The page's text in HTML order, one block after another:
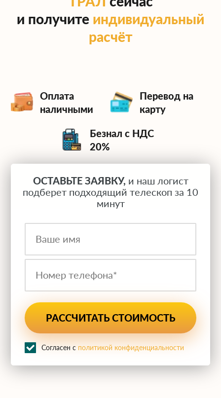
и получите индивидуальный
расчёт
Оплата
наличными
Перевод на
карту
Безнал с НДС
20%
ОСТАВЬТЕ ЗАЯВКУ, и наш логист
подберет подходящий телескоп за 10
минут
Согласен с политикой конфиденциальности